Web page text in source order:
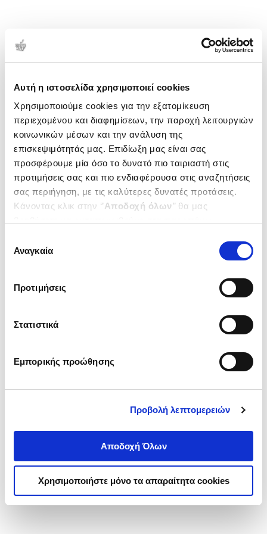
Αυτή η ιστοσελίδα χρησιμοποιεί cookies
Χρησιμοποιούμε cookies για την εξατομίκευση
περιεχομένου και διαφημίσεων, την παροχή λειτουργιών
κοινωνικών μέσων και την ανάλυση της
επισκεψιμότητάς μας. Επιδίωξη μας είναι σας
προσφέρουμε μία όσο το δυνατό πιο ταιριαστή στις
προτιμήσεις σας και πιο ενδιαφέρουσα στις αναζητήσεις
σας περιήγηση, με τις καλύτερες δυνατές προτάσεις.
Κάνοντας κλικ στην ‘’Αποδοχή όλων’’ θα μας
ενδιαφέρουν και να επιλέξετε από τα παρακάτω με την
΄΄και να ενημερωθείτε σχετικά με
συγκατάθεσης
Αναγκαία
Προτιμήσεις
Στατιστικά
Εμπορικής προώθησης
Προβολή λεπτομερειών
Αποδοχή Όλων
Χρησιμοποιήστε μόνο τα απαραίτητα cookies